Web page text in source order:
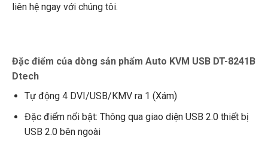
liên hệ ngay với chúng tôi.
Đặc điểm của dòng sản phẩm Auto KVM USB DT-8241B
Dtech
Tự động 4 DVI/USB/KMV ra 1 (Xám)
Đặc điểm nổi bật: Thông qua giao diện USB 2.0 thiết bị
USB 2.0 bên ngoài